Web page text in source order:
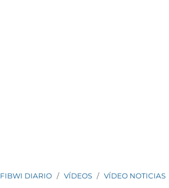
FIBWI DIARIO VÍDEOS VÍDEO NOTICIAS